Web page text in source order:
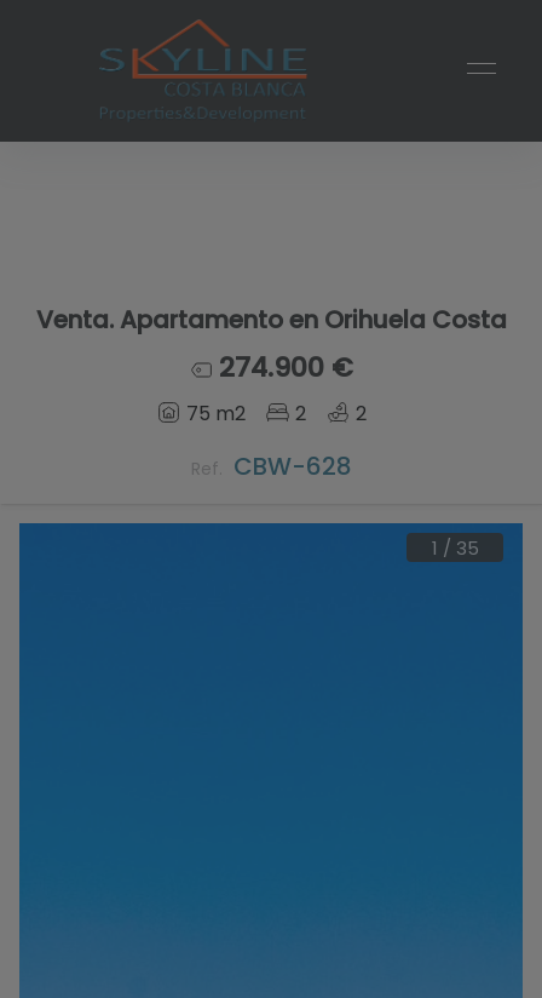
Venta. Apartamento en Orihuela Costa
274.900 €
75 m2 2 2
Ref. CBW-628
1 / 35